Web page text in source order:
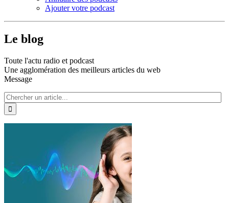
Ajouter votre podcast
Le blog
Toute l'actu radio et podcast
Une agglomération des meilleurs articles du web
Message